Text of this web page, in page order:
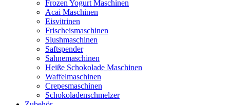
Frozen Yogurt Maschinen
Acai Maschinen
Eisvitrinen
Frischeismaschinen
Slushmaschinen
Saftspender
Sahnemaschinen
Heiße Schokolade Maschinen
Waffelmaschinen
Crepesmaschinen
Schokoladenschmelzer